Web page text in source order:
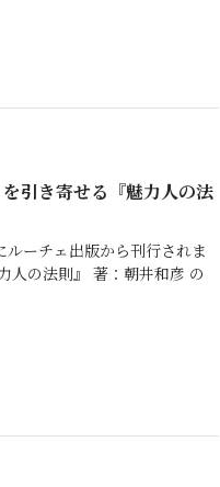
引き寄せる『魅力人の法
ルーチェ出版から刊行されま
人の法則』 著：朝井和彦 の